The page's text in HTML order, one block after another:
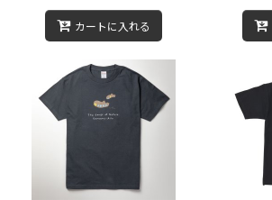
カートに入れる